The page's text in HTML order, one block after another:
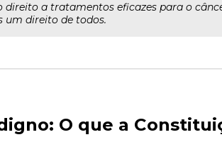
direito a tratamentos eficazes para o
um direito de todos.
O que a